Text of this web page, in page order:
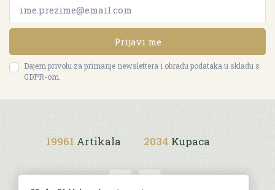
Prijavi me
Dajem privolu za primanje newslettera i obradu podataka u skladu s
GDPR-om.
19961 Artikala 2034 Kupaca